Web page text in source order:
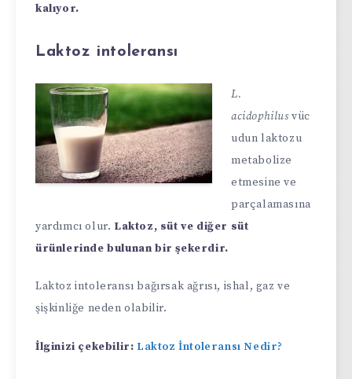
kalıyor.
Laktoz intoleransı
L.
acidophilus vüc
udun laktozu
metabolize
etmesine ve
parçalamasına
yardımcı olur. Laktoz, süt ve diğer süt
ürünlerinde bulunan bir şekerdir.
Laktoz intoleransı bağırsak ağrısı, ishal, gaz ve
şişkinliğe neden olabilir.
İlginizi çekebilir: Laktoz İntoleransı Nedir?